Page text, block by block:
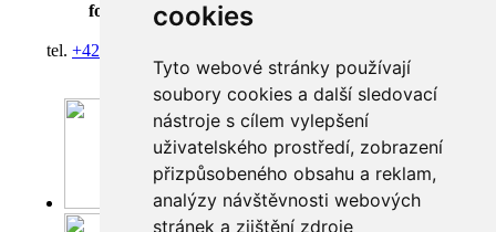
cookies
Tyto webové stránky používají
soubory cookies a další sledovací
nástroje s cílem vylepšení
uživatelského prostředí, zobrazení
přizpůsobeného obsahu a reklam,
analýzy návštěvnosti webových
stránek a zjištění zdroje
fortna
| Hradčanské nám. 3/184 | 118 00 Praha 1
Klášter Hradčany Řádu bosých karmelitánů
tel. +420 603 428 601
fortna@fortna.eu
Facebook